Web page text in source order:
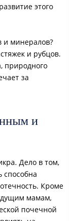
этого
и минералов?
и рубцов.
природного
за
и
Дело в том,
способна
Кроме
мамам,
почечной